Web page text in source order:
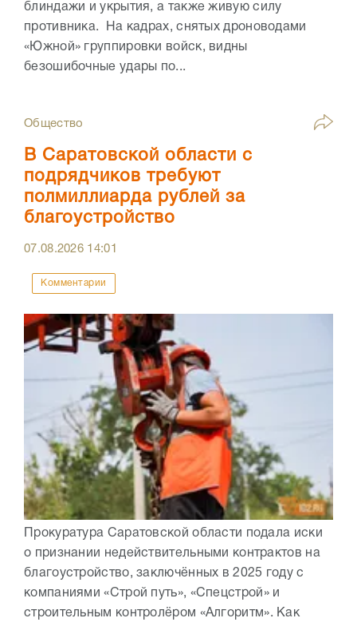
блиндажи и укрытия, а также живую силу
противника. На кадрах, снятых дроноводами
«Южной» группировки войск, видны
безошибочные удары по...
Общество
В Саратовской области с
подрядчиков требуют
полмиллиарда рублей за
благоустройство
07.08.2026 14:01
Комментарии
Прокуратура Саратовской области подала иски
о признании недействительными контрактов на
благоустройство, заключённых в 2025 году с
компаниями «Строй путь», «Спецстрой» и
строительным контролёром «Алгоритм». Как